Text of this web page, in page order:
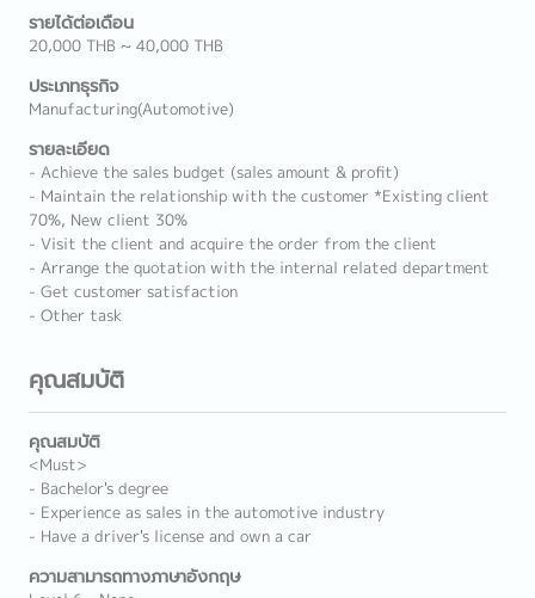
รายได้ต่อเดือน
20,000 THB ~ 40,000 THB
ประเภทธุรกิจ
Manufacturing(Automotive)
รายละเอียด
- Achieve the sales budget (sales amount & profit)
- Maintain the relationship with the customer *Existing client
70%, New client 30%
- Visit the client and acquire the order from the client
- Arrange the quotation with the internal related department
- Get customer satisfaction
- Other task
คุณสมบัติ
คุณสมบัติ
<Must>
- Bachelor's degree
- Experience as sales in the automotive industry
- Have a driver's license and own a car
ความสามารถทางภาษาอังกฤษ